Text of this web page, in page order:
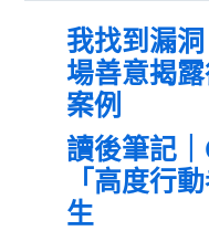
我找到漏
場善意揭
案例
讀後筆記
「高度行
生